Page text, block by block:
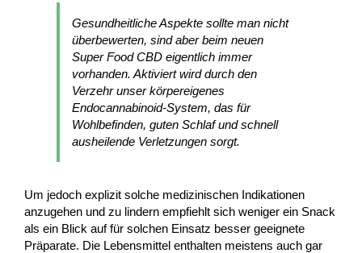
Gesundheitliche Aspekte sollte man nicht
überbewerten, sind aber beim neuen
Super Food CBD eigentlich immer
vorhanden. Aktiviert wird durch den
Verzehr unser körpereigenes
Endocannabinoid-System, das für
Wohlbefinden, guten Schlaf und schnell
ausheilende Verletzungen sorgt.
Um jedoch explizit solche medizinischen Indikationen
anzugehen und zu lindern empfiehlt sich weniger ein Snack
als ein Blick auf für solchen Einsatz besser geeignete
Präparate. Die Lebensmittel enthalten meistens auch gar